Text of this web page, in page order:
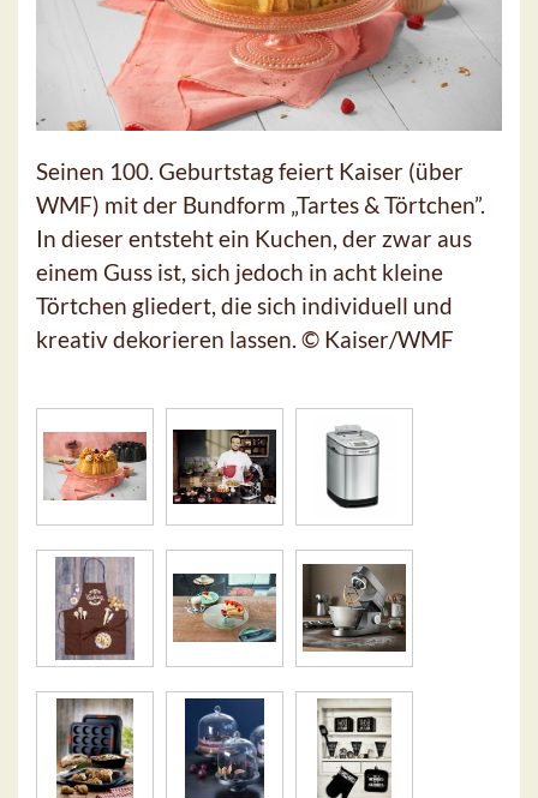
Seinen 100. Geburtstag feiert Kaiser (über
WMF) mit der Bundform „Tartes & Törtchen”.
In dieser entsteht ein Kuchen, der zwar aus
einem Guss ist, sich jedoch in acht kleine
Törtchen gliedert, die sich individuell und
kreativ dekorieren lassen. © Kaiser/WMF